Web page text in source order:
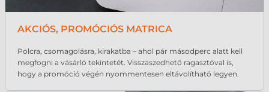
AKCIÓS, PROMÓCIÓS MATRICA
Polcra, csomagolásra, kirakatba – ahol pár másodperc alatt kell
megfogni a vásárló tekintetét. Visszaszedhető ragasztóval is,
hogy a promóció végén nyommentesen eltávolítható legyen.